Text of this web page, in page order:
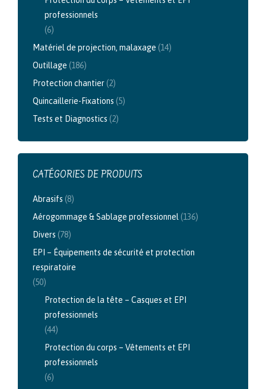
professionnels
(6)
Matériel de projection, malaxage (14)
Outillage (186)
Protection chantier(2)
Quincaillerie-Fixations (5)
Tests et Diagnostics (2)
CATÉGORIES DE PRODUITS
Abrasifs (8)
Aérogommage & Sablage professionnel (136)
Divers (78)
EPI – Équipements de sécurité et protection
respiratoire
(50)
Protection de la tête – Casques et EPI
professionnels
(44)
Protection du corps – Vêtements et EPI
professionnels
(6)